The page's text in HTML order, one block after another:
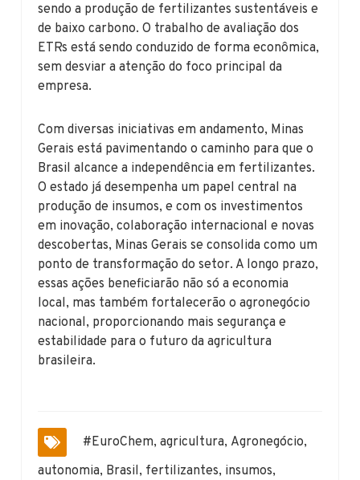
sendo a produção de fertilizantes sustentáveis e
de baixo carbono. O trabalho de avaliação dos
ETRs está sendo conduzido de forma econômica,
sem desviar a atenção do foco principal da
empresa.
Com diversas iniciativas em andamento, Minas
Gerais está pavimentando o caminho para que o
Brasil alcance a independência em fertilizantes.
O estado já desempenha um papel central na
produção de insumos, e com os investimentos
em inovação, colaboração internacional e novas
descobertas, Minas Gerais se consolida como um
ponto de transformação do setor. A longo prazo,
essas ações beneficiarão não só a economia
local, mas também fortalecerão o agronegócio
nacional, proporcionando mais segurança e
estabilidade para o futuro da agricultura
brasileira.
#EuroChem,agricultura, Agronegócio,
autonomia, Brasil, fertilizantes, insumos,